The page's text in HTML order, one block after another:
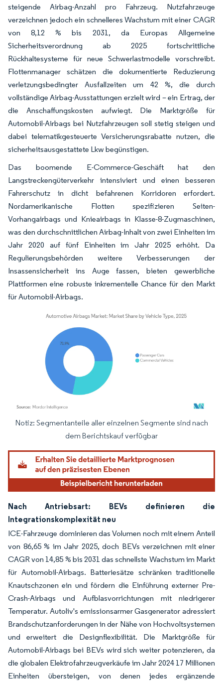
steigende Airbag-Anzahl pro Fahrzeug. Nutzfahrzeuge
verzeichnen jedoch ein schnelleres Wachstum mit einer CAGR
von 8,12 % bis 2031, da Europas Allgemeine
Sicherheitsverordnung ab 2025 fortschrittliche
Rückhaltesysteme für neue Schwerlastmodelle vorschreibt.
Flottenmanager schätzen die dokumentierte Reduzierung
verletzungsbedingter Ausfallzeiten um 42 %, die durch
vollständige Airbag-Ausstattungen erzielt wird – ein Ertrag, der
die Anschaffungskosten aufwiegt. Die Marktgröße für
Automobil-Airbags bei Nutzfahrzeugen soll stetig steigen und
dabei telematikgesteuerte Versicherungsrabatte nutzen, die
sicherheitsausgestattete Lkw begünstigen.
Das boomende E-Commerce-Geschäft hat den
Langstreckengüterverkehr intensiviert und einen besseren
Fahrerschutz in dicht befahrenen Korridoren erfordert.
Nordamerikanische Flotten spezifizieren Seiten-
Vorhangairbags und Knieairbags in Klasse-8-Zugmaschinen,
was den durchschnittlichen Airbag-Inhalt von zwei Einheiten im
Jahr 2020 auf fünf Einheiten im Jahr 2025 erhöht. Da
Regulierungsbehörden weitere Verbesserungen der
Insassensicherheit ins Auge fassen, bieten gewerbliche
Plattformen eine robuste inkrementelle Chance für den Markt
für Automobil-Airbags.
Bild © Mordor Intelligence. Wiederverwendung erfordert Namensnennung
Notiz: Segmentanteile aller einzelnen Segmente sind nach
dem Berichtskauf verfügbar
Nach Antriebsart: BEVs definieren die
Integrationskomplexi­tät neu
ICE-Fahrzeuge dominieren das Volumen noch mit einem Anteil
von 86,65 % im Jahr 2025, doch BEVs verzeichnen mit einer
CAGR von 14,85 % bis 2031 das schnellste Wachstum im Markt
für Automobil-Airbags. Batteriesätze schränken traditionelle
Knautschzonen ein und fördern die Einführung externer Pre-
Crash-Airbags und Aufblasvorrichtungen mit niedrigerer
Temperatur. Autoliv's emissionsarmer Gasgenerator adressiert
Brandschutzanforderungen in der Nähe von Hochvoltsystemen
und erweitert die Designflexibilität. Die Marktgröße für
Automobil-Airbags bei BEVs wird sich weiter potenzieren, da
die globalen Elektrofahrzeugverkäufe im Jahr 2024 17 Millionen
Einheiten übersteigen, von denen jedes ergänzende